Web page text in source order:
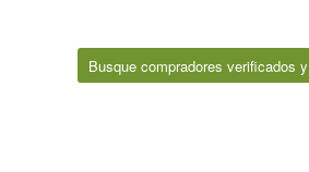
Busque compradores verificados